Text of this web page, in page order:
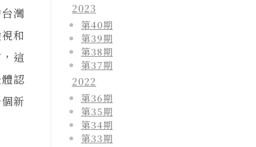
灣
和
這
認
新
2023
第40期
第39期
第38期
第37期
2022
第36期
第35期
第34期
第33期